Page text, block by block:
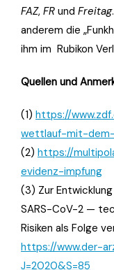
FAZ, FR und Freitag
anderem die
ihm im Rubikon
Quellen und
(1) https://
wettlauf-mit-
(2) https://
evidenz-impfung
(3) Zur
SARS-CoV-2 —
Risiken als Folge
https://www.der-
J=2020&S=85